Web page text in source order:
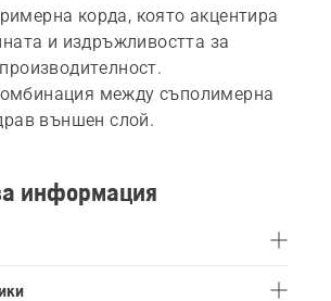
корда, която акцентира
и издръжливостта за
между съполимерна
външен слой.
информация